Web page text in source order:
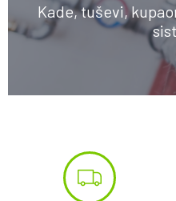
Kade, tuševi,